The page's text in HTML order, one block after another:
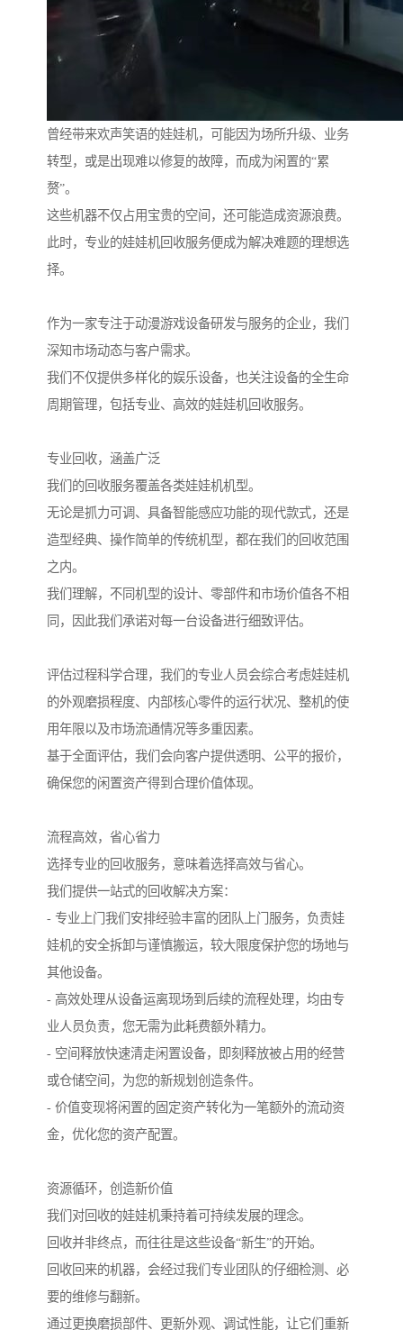
曾经带来欢声笑语的娃娃机，可能因为场所升级、业务
转型，或是出现难以修复的故障，而成为闲置的“累
赘”。
这些机器不仅占用宝贵的空间，还可能造成资源浪费。
此时，专业的娃娃机回收服务便成为解决难题的理想选
择。
作为一家专注于动漫游戏设备研发与服务的企业，我们
深知市场动态与客户需求。
我们不仅提供多样化的娱乐设备，也关注设备的全生命
周期管理，包括专业、高效的娃娃机回收服务。
专业回收，涵盖广泛
我们的回收服务覆盖各类娃娃机机型。
无论是抓力可调、具备智能感应功能的现代款式，还是
造型经典、操作简单的传统机型，都在我们的回收范围
之内。
我们理解，不同机型的设计、零部件和市场价值各不相
同，因此我们承诺对每一台设备进行细致评估。
评估过程科学合理，我们的专业人员会综合考虑娃娃机
的外观磨损程度、内部核心零件的运行状况、整机的使
用年限以及市场流通情况等多重因素。
基于全面评估，我们会向客户提供透明、公平的报价，
确保您的闲置资产得到合理价值体现。
流程高效，省心省力
选择专业的回收服务，意味着选择高效与省心。
我们提供一站式的回收解决方案：
- 专业上门我们安排经验丰富的团队上门服务，负责娃
娃机的安全拆卸与谨慎搬运，较大限度保护您的场地与
其他设备。
- 高效处理从设备运离现场到后续的流程处理，均由专
业人员负责，您无需为此耗费额外精力。
- 空间释放快速清走闲置设备，即刻释放被占用的经营
或仓储空间，为您的新规划创造条件。
- 价值变现将闲置的固定资产转化为一笔额外的流动资
金，优化您的资产配置。
资源循环，创造新价值
我们对回收的娃娃机秉持着可持续发展的理念。
回收并非终点，而往往是这些设备“新生”的开始。
回收回来的机器，会经过我们专业团队的仔细检测、必
要的维修与翻新。
通过更换磨损部件、更新外观、调试性能，让它们重新